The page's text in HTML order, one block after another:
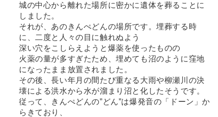
城の中心から離れた場所に密かに遺体を葬ることに
しました。
それが、あのきんぺどんの場所です。埋葬する時
に、二度と人々の目に触れぬよう
深い穴をこしらえようと爆薬を使ったものの
火薬の量が多すぎたため、埋めても沼のように窪地
になったまま放置されました。
その後、長い年月の間たび重なる大雨や柳瀬川の決
壊による洪水から水が溜まり沼と化したそうです。
従って、きんぺどんの”どん”は爆発音の「ドーン」か
らきており、